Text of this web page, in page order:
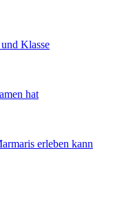
Klasse
hat
erleben kann